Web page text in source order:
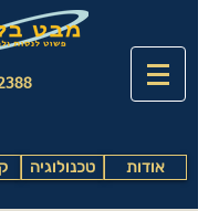
טכנולוגיה אודות